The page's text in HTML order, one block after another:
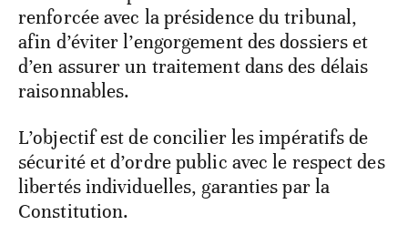
renforcée avec la présidence du tribunal,
afin d’éviter l’engorgement des dossiers et
d’en assurer un traitement dans des délais
raisonnables.
L’objectif est de concilier les impératifs de
sécurité et d’ordre public avec le respect des
libertés individuelles, garanties par la
Constitution.